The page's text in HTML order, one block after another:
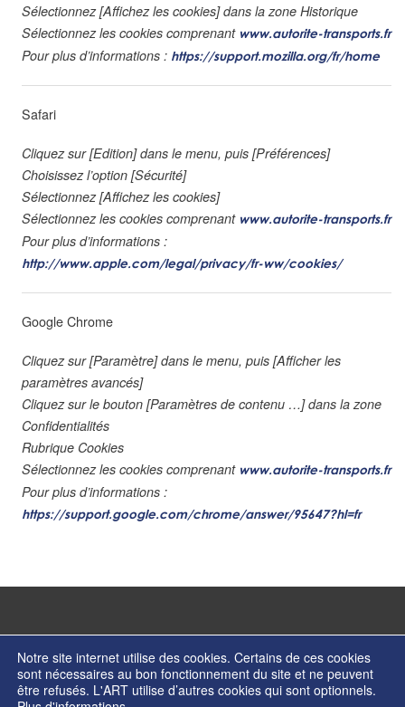
Sélectionnez [Affichez les cookies] dans la zone Historique
Sélectionnez les cookies comprenant www.autorite-transports.fr
Pour plus d’informations : https://support.mozilla.org/fr/home
Safari
Cliquez sur [Edition] dans le menu, puis [Préférences]
Choisissez l’option [Sécurité]
Sélectionnez [Affichez les cookies]
Sélectionnez les cookies comprenant www.autorite-transports.fr
Pour plus d’informations :
http://www.apple.com/legal/privacy/fr-ww/cookies/
Google Chrome
Cliquez sur [Paramètre] dans le menu, puis [Afficher les
paramètres avancés]
Cliquez sur le bouton [Paramètres de contenu …] dans la zone
Confidentialités
Rubrique Cookies
Sélectionnez les cookies comprenant www.autorite-transports.fr
Pour plus d’informations :
https://support.google.com/chrome/answer/95647?hl=fr
© Copyright 2026 - Autorité de régulation des transports - ISSN 2274-2123
Notre site internet utilise des cookies. Certains de ces cookies
sont nécessaires au bon fonctionnement du site et ne peuvent
être refusés. L'ART utilise d’autres cookies qui sont optionnels.